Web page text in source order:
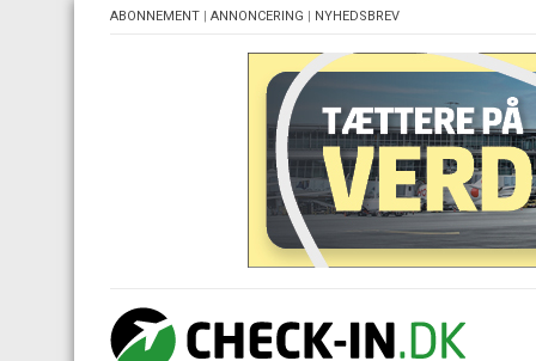
ABONNEMENT | ANNONCERING | NYHEDSBREV